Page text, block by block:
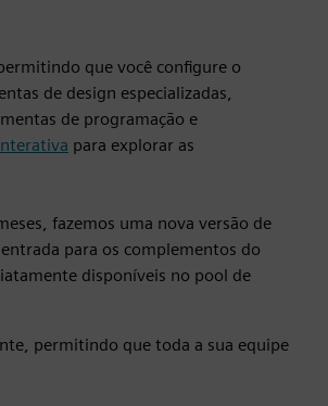
que você configure o
de design especializadas,
de programação e
para explorar as
fazemos uma nova versão de
para os complementos do
disponíveis no pool de
permitindo que toda a sua equipe